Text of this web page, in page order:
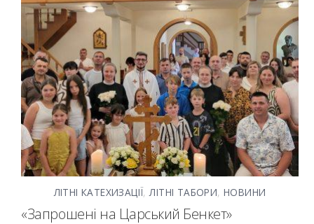
ЛІТНІ КАТЕХИЗАЦІЇ,ЛІТНІ ТАБОРИ,НОВИНИ
«Запрошені на Царський Бенкет»